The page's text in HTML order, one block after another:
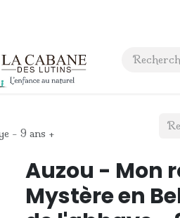
- 9 ans +
Auzou - Mon
Mystère en